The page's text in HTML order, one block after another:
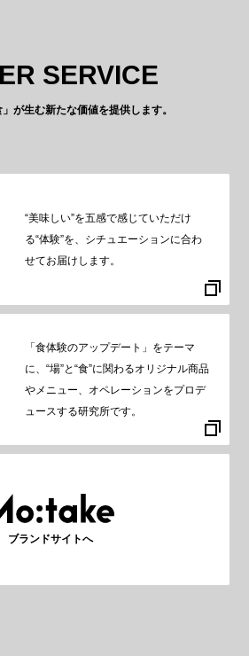
SERVICE
が生む新たな価値を提供します。
“美味しい”を五感で感じていただけ
る“体験”を、シチュエーションに合わ
せてお届けします。
「食体験のアップデート」をテーマ
に、“場”と“食”に関わるオリジナル商品
やメニュー、オペレーションをプロデ
ュースする研究所です。
ブランドサイトへ